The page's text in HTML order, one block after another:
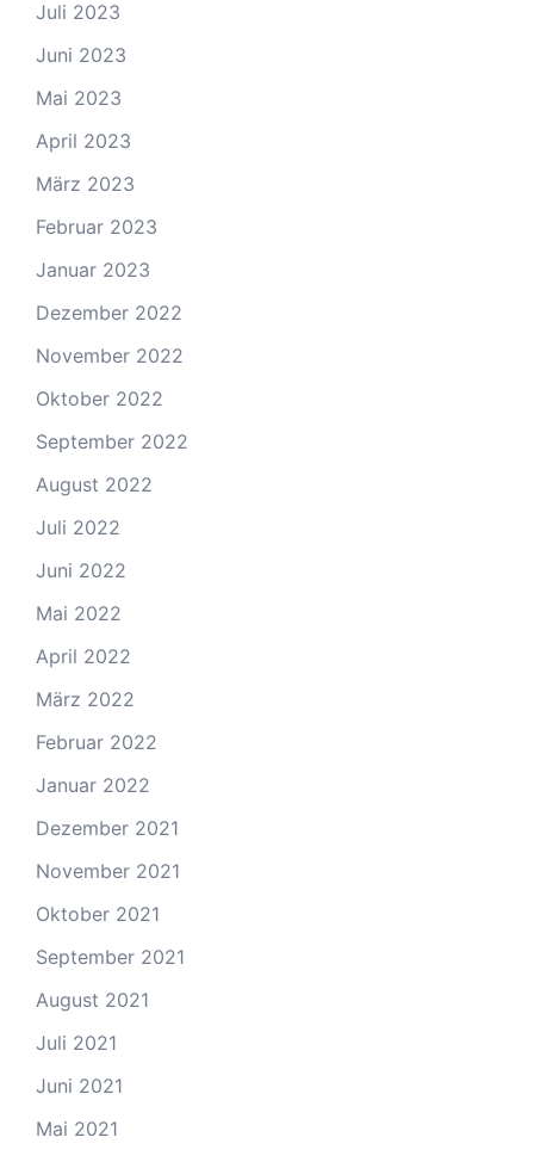
Juli 2023
Juni 2023
Mai 2023
April 2023
März 2023
Februar 2023
Januar 2023
Dezember 2022
November 2022
Oktober 2022
September 2022
August 2022
Juli 2022
Juni 2022
Mai 2022
April 2022
März 2022
Februar 2022
Januar 2022
Dezember 2021
November 2021
Oktober 2021
September 2021
August 2021
Juli 2021
Juni 2021
Mai 2021